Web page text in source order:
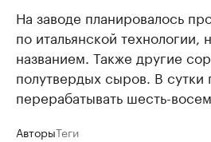
На заводе планировалось
по итальянской технологии,
названием. Также другие
полутвердых сыров. В
перерабатывать шесть-
АвторыТеги